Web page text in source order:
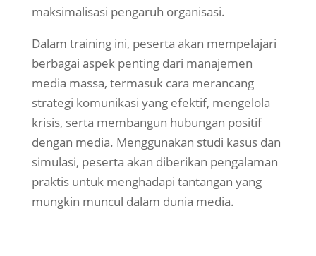
maksimalisasi pengaruh organisasi.
Dalam training ini, peserta akan mempelajari
berbagai aspek penting dari manajemen
media massa, termasuk cara merancang
strategi komunikasi yang efektif, mengelola
krisis, serta membangun hubungan positif
dengan media. Menggunakan studi kasus dan
simulasi, peserta akan diberikan pengalaman
praktis untuk menghadapi tantangan yang
mungkin muncul dalam dunia media.